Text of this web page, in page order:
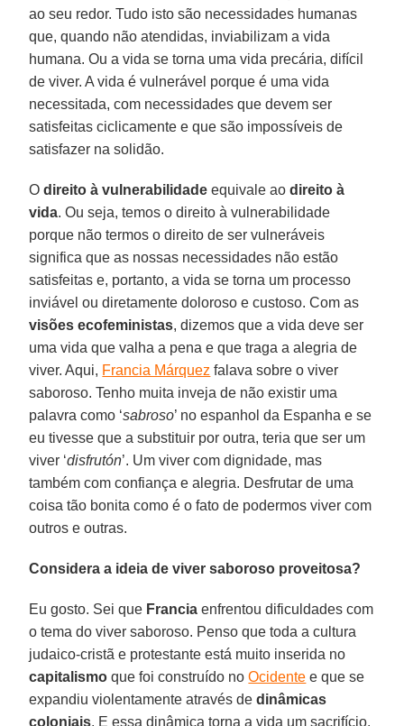
ao seu redor. Tudo isto são necessidades humanas
que, quando não atendidas, inviabilizam a vida
humana. Ou a vida se torna uma vida precária, difícil
de viver. A vida é vulnerável porque é uma vida
necessitada, com necessidades que devem ser
satisfeitas ciclicamente e que são impossíveis de
satisfazer na solidão.
Odireito à vulnerabilidade equivale aodireito à
vida. Ou seja, temos o direito à vulnerabilidade
porque não termos o direito de ser vulneráveis
significa que as nossas necessidades não estão
satisfeitas e, portanto, a vida se torna um processo
inviável ou diretamente doloroso e custoso. Com as
visões ecofeministas, dizemos que a vida deve ser
uma vida que valha a pena e que traga a alegria de
viver. Aqui, Francia Márquez falava sobre o viver
saboroso. Tenho muita inveja de não existir uma
palavra como ‘sabroso’ no espanhol da Espanha e se
eu tivesse que a substituir por outra, teria que ser um
viver ‘disfrutón’. Um viver com dignidade, mas
também com confiança e alegria. Desfrutar de uma
coisa tão bonita como é o fato de podermos viver com
outros e outras.
Considera a ideia de viver saboroso proveitosa?
Eu gosto. Sei que Francia enfrentou dificuldades com
o tema do viver saboroso. Penso que toda a cultura
judaico-cristã e protestante está muito inserida no
capitalismo que foi construído noOcidente e que se
expandiu violentamente através dedinâmicas
coloniais. E essa dinâmica torna a vida um sacrifício.